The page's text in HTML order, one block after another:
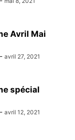
Avril Mai
- avril 27, 2021
spécial
- avril 12, 2021